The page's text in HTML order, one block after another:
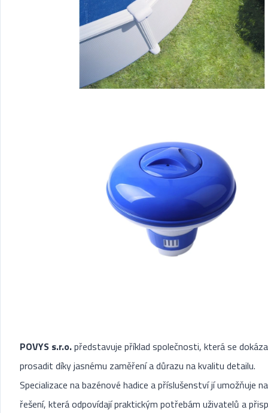
POVYS s.r.o.představuje příklad společnosti, která se
prosadit díky jasnému zaměření a důrazu na kvalitu detailu.
Specializace na bazénové hadice a příslušenství jí umožňuje
řešení, která odpovídají praktickým potřebám uživatelů a